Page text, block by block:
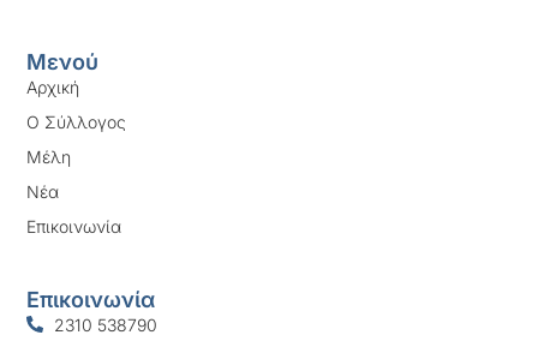
Μενού
Αρχική
Ο Σύλλογος
Μέλη
Νέα
Επικοινωνία
Επικοινωνία
2310 538790